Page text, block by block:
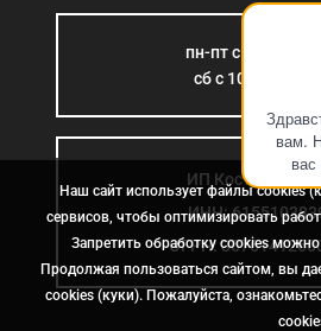
вам.
пн-пт с 9:00 до
сб с 10:00 до
ИП Костромина
ИНН:
ОГРН:
Наш сайт использует файлы cookies
сервисов, чтобы оптимизировать
Запретить обработку cookies
Продолжая пользоваться сайтом, вы
cookies (куки). Пожалуйста,